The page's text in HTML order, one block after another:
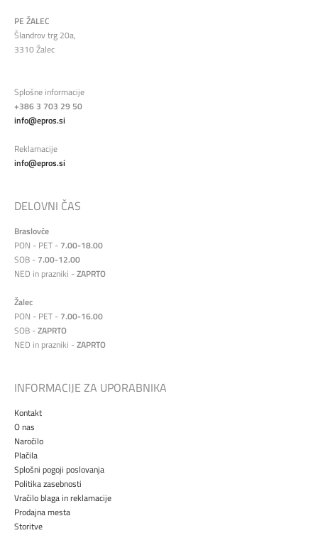
PE ŽALEC
Šlandrov trg 20a,
3310 Žalec
Splošne informacije
+386 3 703 29 50
info@epros.si
Reklamacije
info@epros.si
DELOVNI ČAS
Braslovče
PON - PET - 7.00-18.00
SOB - 7.00-12.00
NED in prazniki -ZAPRTO
Žalec
PON - PET - 7.00-16.00
SOB -ZAPRTO
NED in prazniki -ZAPRTO
INFORMACIJE ZA UPORABNIKA
Kontakt
O nas
Naročilo
Plačila
Splošni pogoji poslovanja
Politika zasebnosti
Vračilo blaga in reklamacije
Prodajna mesta
Storitve